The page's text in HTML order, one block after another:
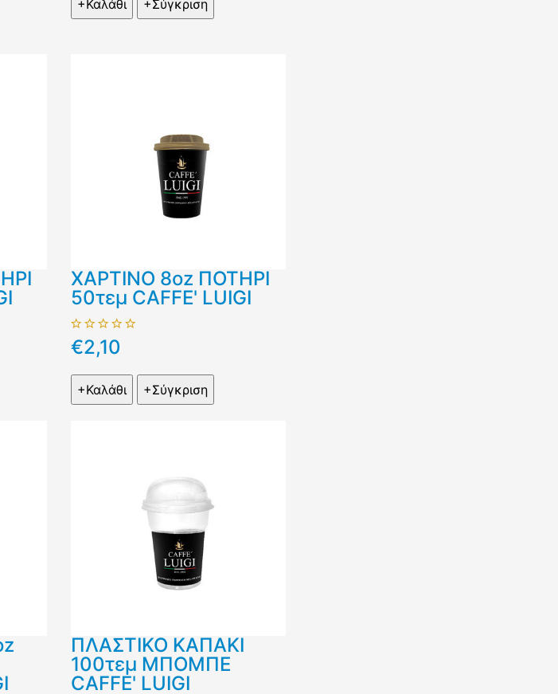
ΧΑΡΤΙΝΟ 8oz ΠΟΤΗΡΙ
50τεμ CAFFE' LUIGI
€2,10
ΠΛΑΣΤΙΚΟ ΚΑΠΑΚΙ
100τεμ ΜΠΟΜΠΕ
CAFFE' LUIGI